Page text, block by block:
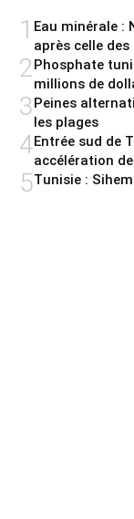
1 Eau minérale :
après celle
2Phosphate
millions de
3Peines
les plages
4Entrée sud de
accélération
5Tunisie :